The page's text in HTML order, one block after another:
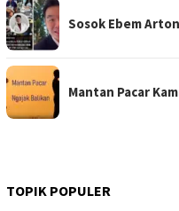
Sosok Ebem
Mantan Pacar
TOPIK POPULER